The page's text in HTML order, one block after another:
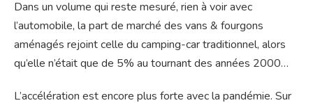
Dans un volume qui reste mesuré, rien à voir avec
l’automobile, la part de marché des vans & fourgons
aménagés rejoint celle du camping-car traditionnel, alors
qu’elle n’était que de 5% au tournant des années 2000…
L’accélération est encore plus forte avec la pandémie. Sur